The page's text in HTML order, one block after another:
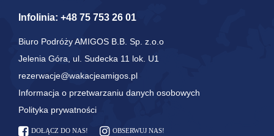
Infolinia: +48 75 753 26 01
Biuro Podróży AMIGOS B.B. Sp. z.o.o
Jelenia Góra, ul. Sudecka 11 lok. U1
rezerwacje@wakacjeamigos.pl
Informacja o przetwarzaniu danych osobowych
Polityka prywatności
DOŁĄCZ DO NAS! OBSERWUJ NAS!